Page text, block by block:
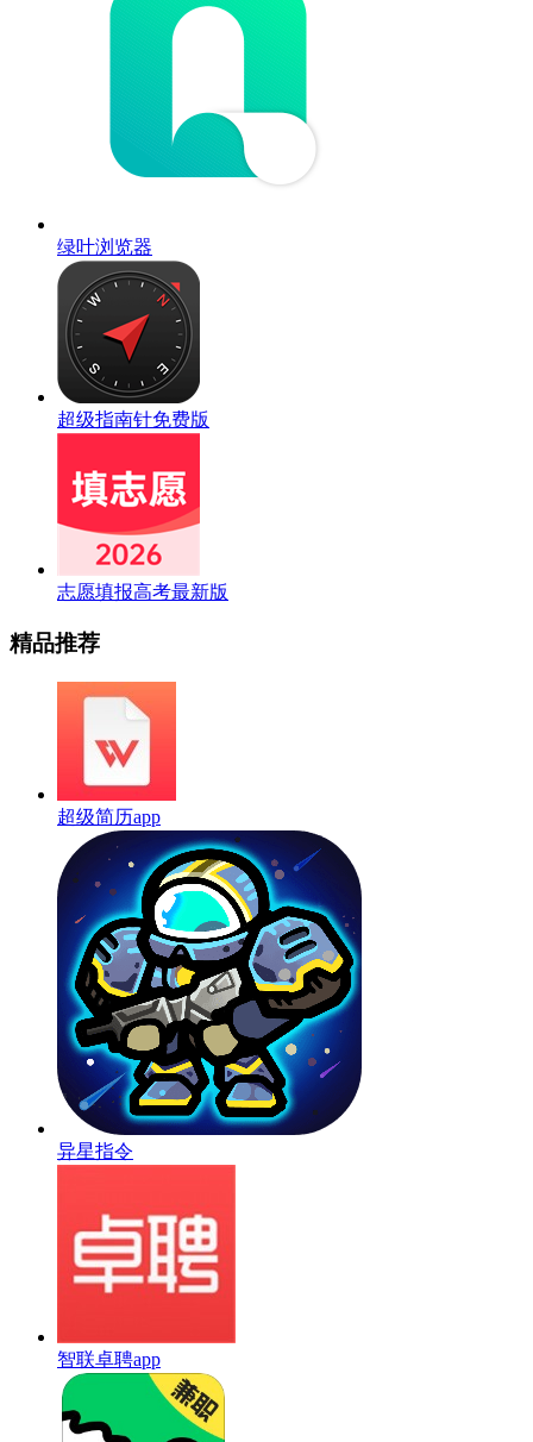
绿叶浏览器
超级指南针免费版
志愿填报高考最新版
精品推荐
超级简历app
异星指令
智联卓聘app